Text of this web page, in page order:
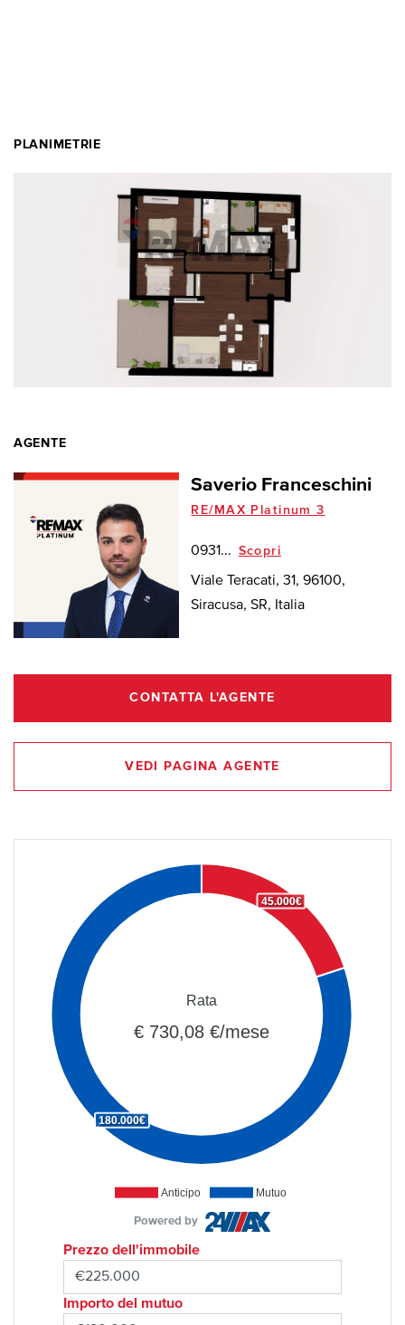
PLANIMETRIE
AGENTE
Saverio Franceschini
RE/MAX Platinum 3
0931... Scopri
Viale Teracati, 31, 96100,
Siracusa, SR, Italia
CONTATTA L'AGENTE
VEDI PAGINA AGENTE
Anticipo Mutuo
45.000€
180.000€
Rata
€ 730,08 €/mese
Powered by
Prezzo dell'immobile
Importo del mutuo